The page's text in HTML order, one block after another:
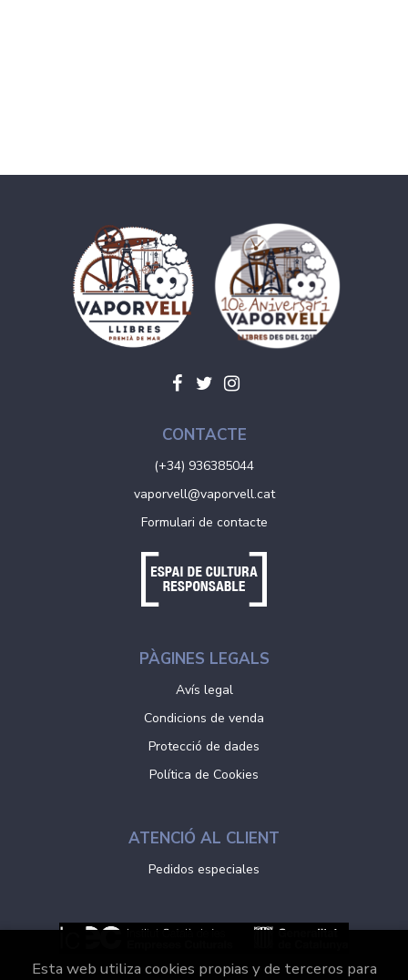
CONTACTE
(+34) 936385044
vaporvell@vaporvell.cat
Formulari de contacte
PÀGINES LEGALS
Avís legal
Condicions de venda
Protecció de dades
Política de Cookies
ATENCIÓ AL CLIENT
Pedidos especiales
Esta web utiliza cookies propias y de terceros para